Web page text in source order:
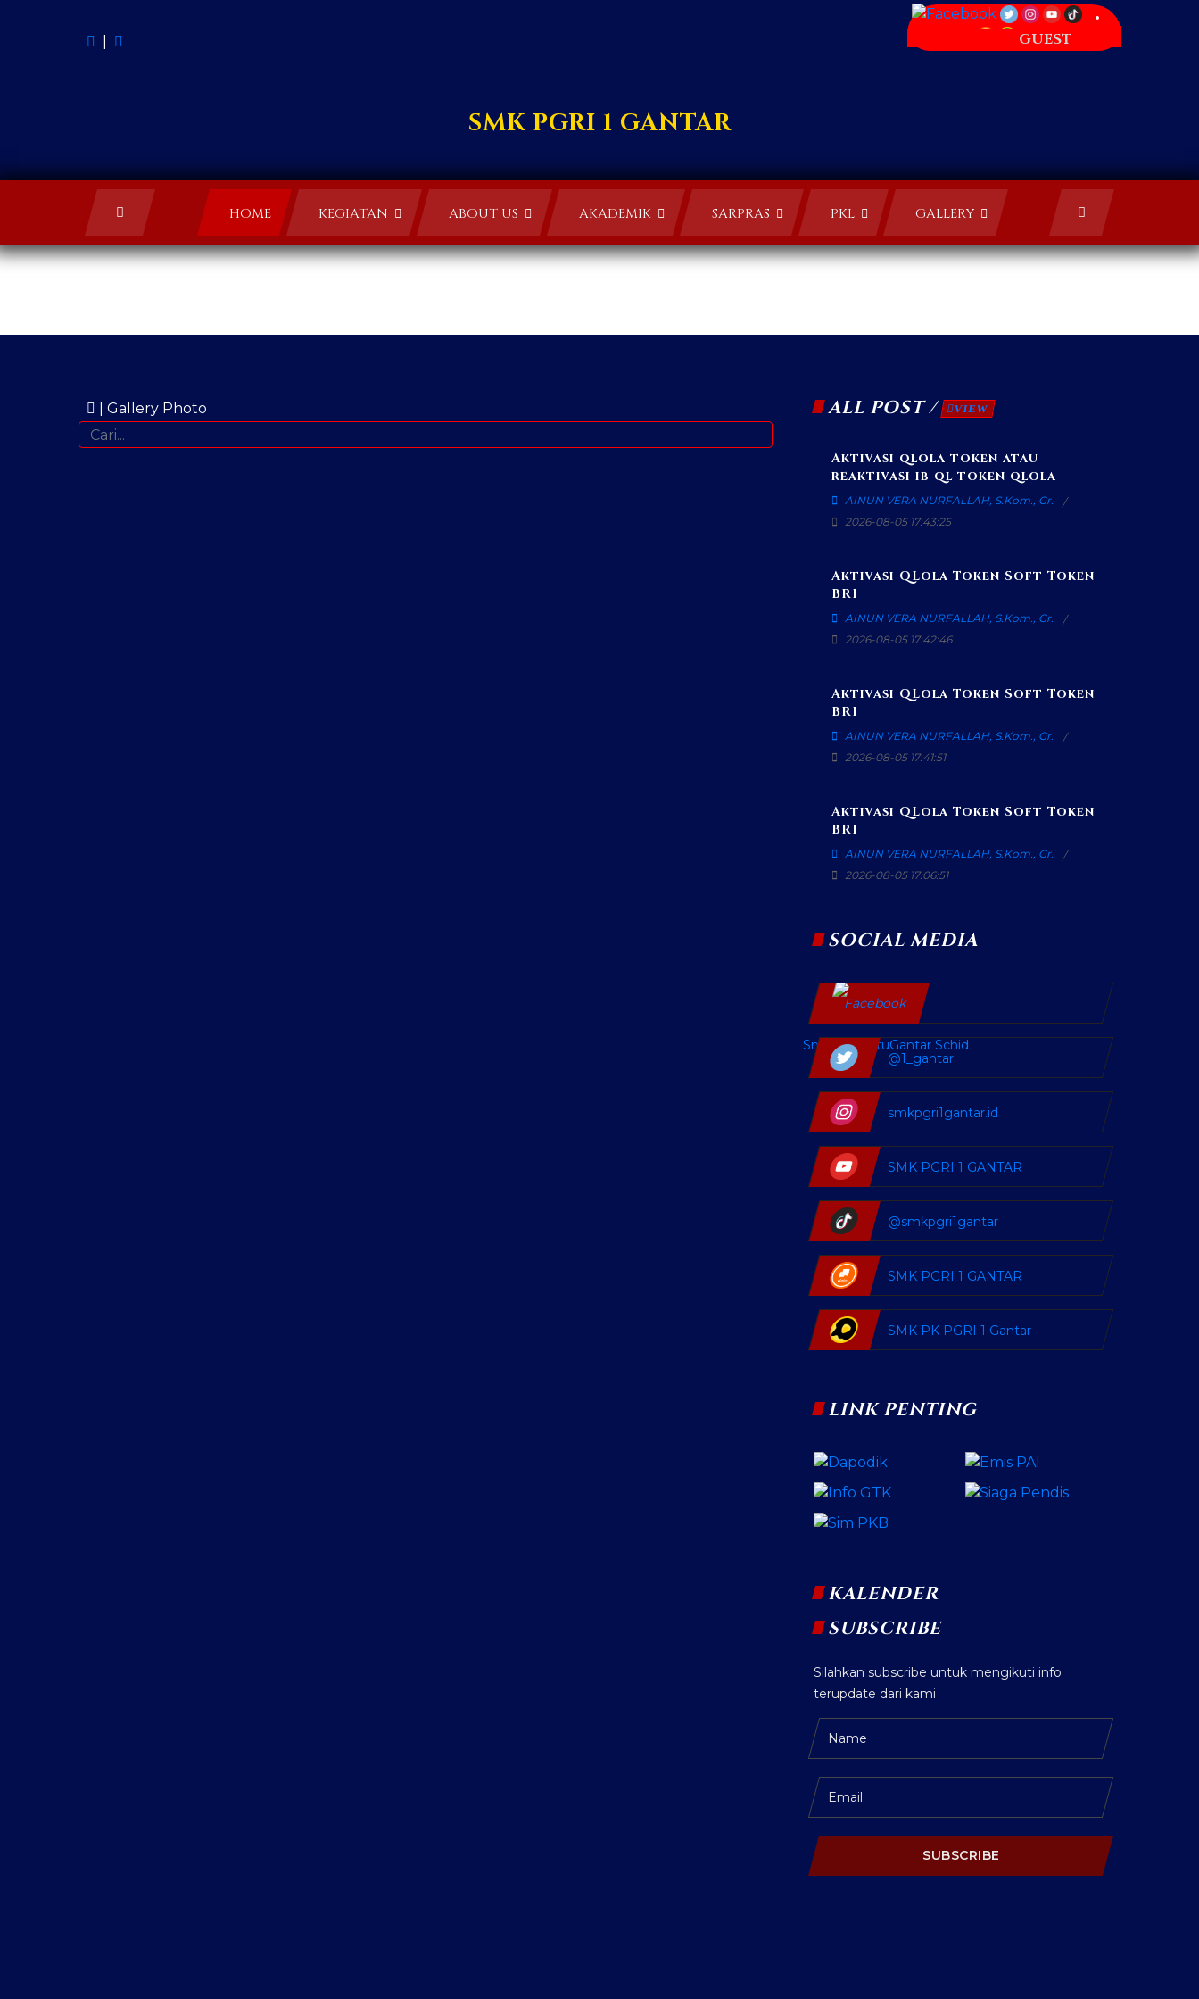
GUEST
SMK PGRI 1 GANTAR
HOME KEGIATAN ABOUT US AKADEMIK SARPRAS PKL GALLERY
| Gallery Photo ALL POST / VIEW
Aktivasi qlola token atau
reaktivasi ib ql token qlola
AINUN VERA NURFALLAH, S.Kom., Gr.
2026-08-05 17:43:25
Aktivasi QLola Token Soft Token
BRI
AINUN VERA NURFALLAH, S.Kom., Gr.
2026-08-05 17:42:46
Aktivasi QLola Token Soft Token
BRI
AINUN VERA NURFALLAH, S.Kom., Gr.
2026-08-05 17:41:51
Aktivasi QLola Token Soft Token
BRI
AINUN VERA NURFALLAH, S.Kom., Gr.
2026-08-05 17:06:51
SOCIAL MEDIA
SmkPgri SatuGantar Schid
@1_gantar
smkpgri1gantar.id
SMK PGRI 1 GANTAR
@smkpgri1gantar
SMK PGRI 1 GANTAR
SMK PK PGRI 1 Gantar
LINK PENTING
KALENDER
SUBSCRIBE
Silahkan subscribe untuk mengikuti info
terupdate dari kami
SUBSCRIBE